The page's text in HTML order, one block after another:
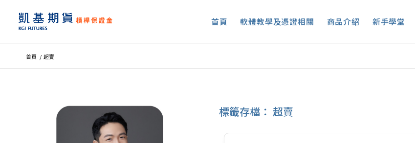
首頁 軟體教學及憑證相關 商品介紹 新手學堂
首頁 / 超賣
標籤存檔： 超賣